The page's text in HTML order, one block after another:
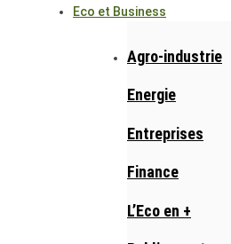
Eco et Business
Agro-industrie
Energie
Entreprises
Finance
L’Eco en +